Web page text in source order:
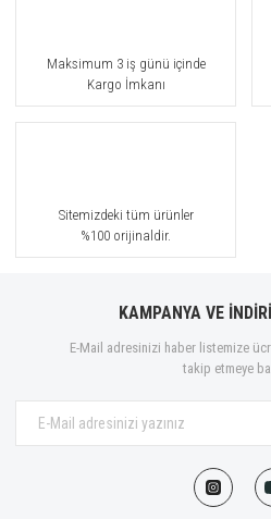
Maksimum 3 iş günü içinde
Kargo İmkanı
Sitemizdeki tüm ürünler
%100 orijinaldir.
KAMPANYA VE
E-Mail adresinizi haber listemize
takip etmeye